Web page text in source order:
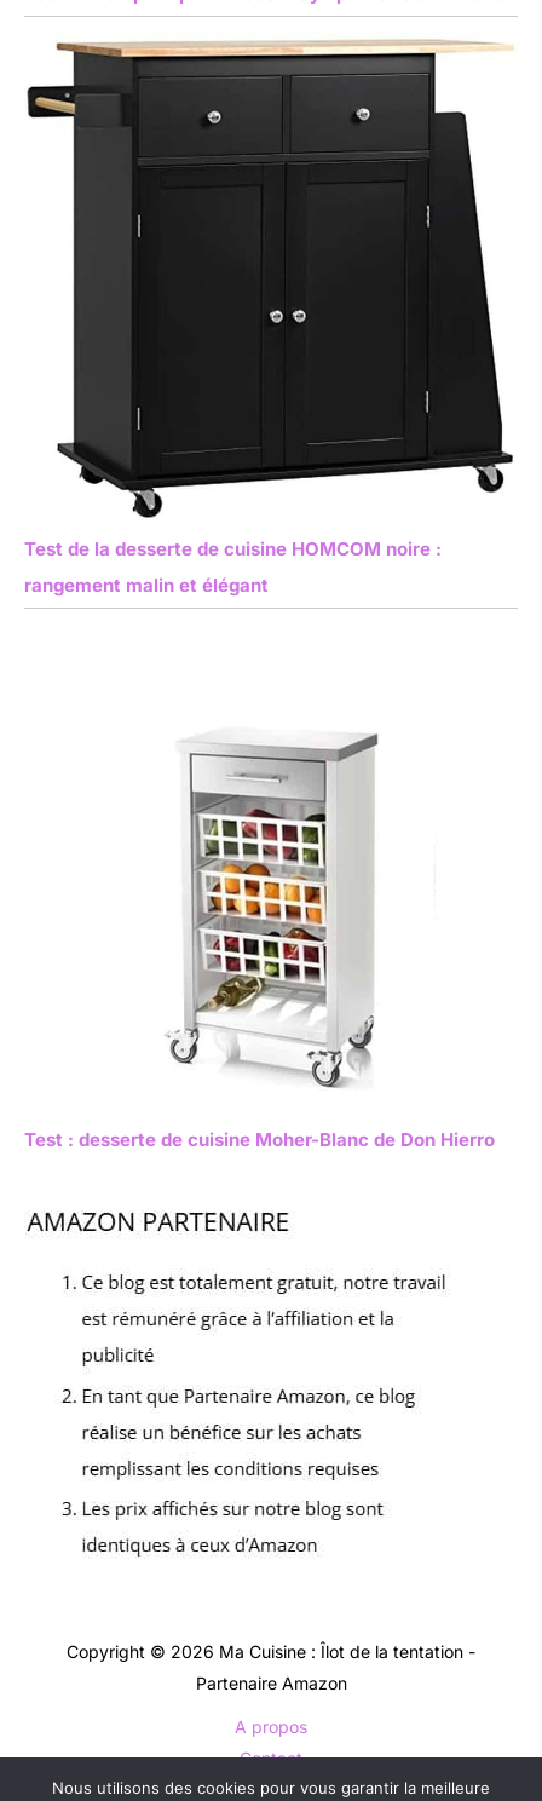
Test de la desserte de cuisine HOMCOM noire :
rangement malin et élégant
Test : desserte de cuisine Moher-Blanc de Don Hierro
Copyright © 2026 Ma Cuisine : Îlot de la tentation -
Partenaire Amazon
A propos
Contact
Plan du site
Nous utilisons des cookies pour vous garantir la meilleure